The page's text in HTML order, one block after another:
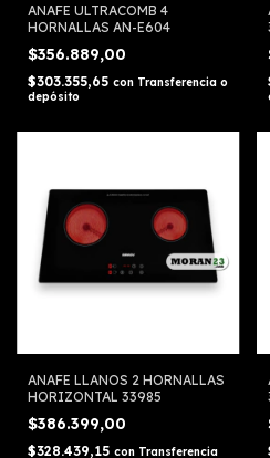
ANAFE ULTRACOMB 4
HORNALLAS AN-E604
$356.889,00
$303.355,65 con Transferencia o
depósito
ANAFE LLANOS 2 HORNALLAS
HORIZONTAL 33985
$386.399,00
$328.439,15 con Transferencia